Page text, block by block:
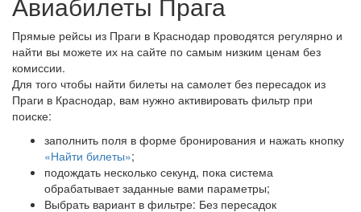
Прямые рейсы из Праги в Краснодар проводятся регулярно и
найти вы можете их на сайте по самым низким ценам без
комиссии.
Для того чтобы найти билеты на самолет без пересадок из
Праги в Краснодар, вам нужно активировать фильтр при
поиске:
заполнить поля в форме бронирования и нажать кнопку
«Найти билеты»;
подождать несколько секунд, пока система
обрабатывает заданные вами параметры;
Выбрать вариант в фильтре: Без пересадок